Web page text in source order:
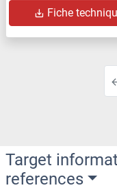
Fiche
Target
references